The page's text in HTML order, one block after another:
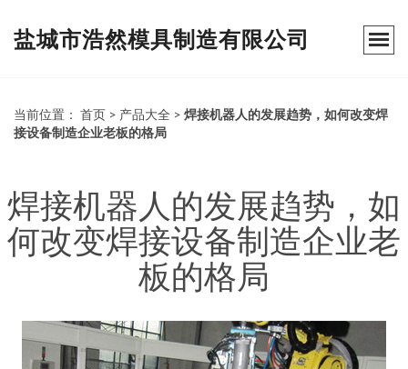
盐城市浩然模具制造有限公司
当前位置： 首页 > 产品大全 > 焊接机器人的发展趋势，如何改变焊
接设备制造企业老板的格局
焊接机器人的发展趋势，如
何改变焊接设备制造企业老
板的格局